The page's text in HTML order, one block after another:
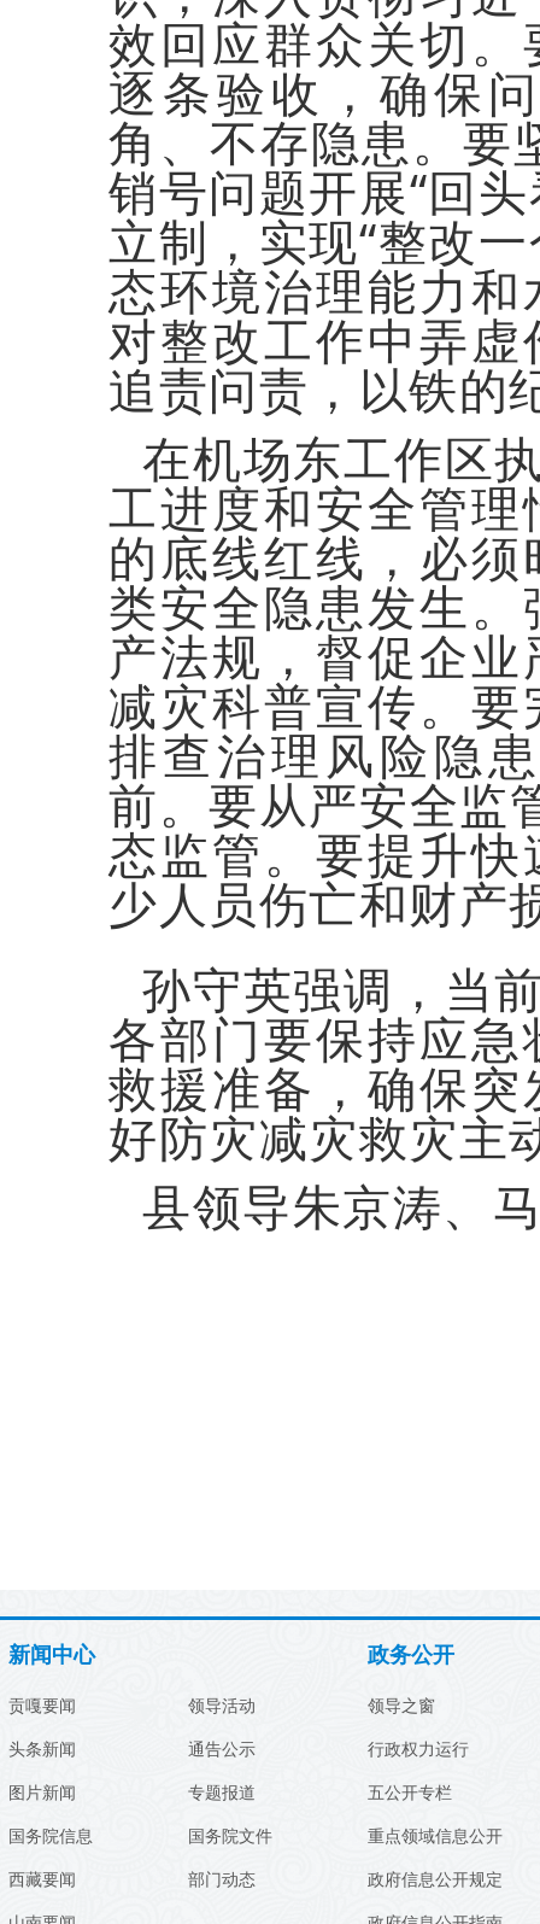
效回应群众关切
逐条验收，确保
角、不存隐患。要
销号问题开展“回
立制，实现“整改
态环境治理能力
对整改工作中弄
追责问责，以铁的
在机场东工作区
工进度和安全管
的底线红线，必
类安全隐患发生
产法规，督促企
减灾科普宣传。
排查治理风险隐
前。要从严安全监
态监管。要提升
少人员伤亡和财产
孙守英强调，当
各部门要保持应
救援准备，确保
好防灾减灾救灾主
县领导朱京涛、
新闻中心
贡嘎要闻
头条新闻
图片新闻
国务院信息
西藏要闻
领导活动
通告公示
专题报道
国务院文件
部门动态
政务公开
领导之窗
行政权力运行
五公开专栏
重点领域信息公开
政府信息公开规定